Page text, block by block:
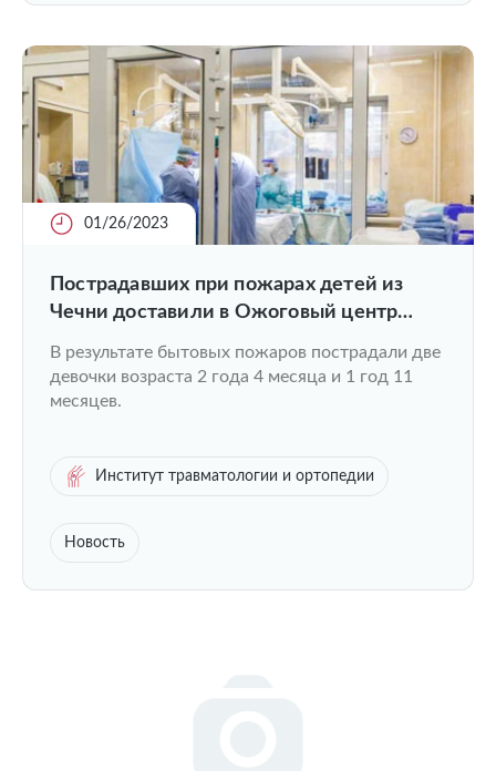
01/26/2023
Пострадавших при пожарах детей из
Чечни доставили в Ожоговый центр
В результате бытовых пожаров пострадали две
девочки возраста 2 года 4 месяца и 1 год 11
месяцев.
Институт травматологии и ортопедии
Новость